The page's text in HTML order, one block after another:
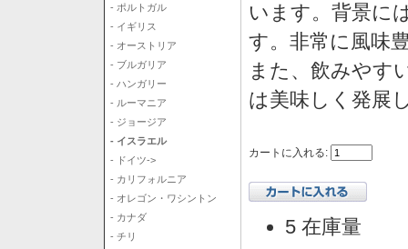
- ポルトガル
- イギリス
- オーストリア
- ブルガリア
- ハンガリー
- ルーマニア
- ジョージア
- イスラエル
- ドイツ->
- カリフォルニア
- オレゴン・ワシントン
- カナダ
- チリ
います。背景に
す。非常に風味
また、飲みやす
は美味しく発展
カートに入れる:
5 在庫量